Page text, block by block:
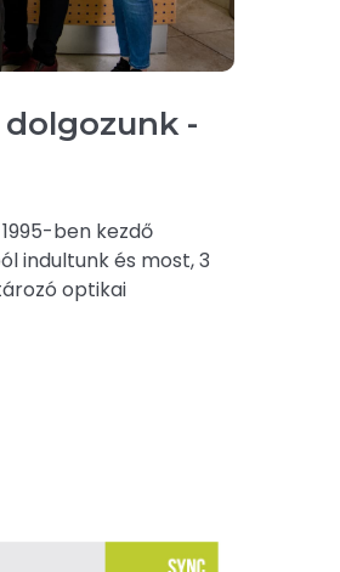
-
ben kezdő
indultunk és most, 3
optikai